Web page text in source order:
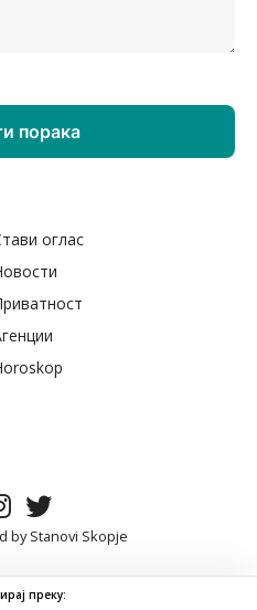
преку:
оглас
byStanovi Skopje